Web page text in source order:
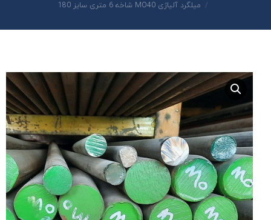
میلگرد آلیاژی MO40 شاخه 6 متری سایز 180